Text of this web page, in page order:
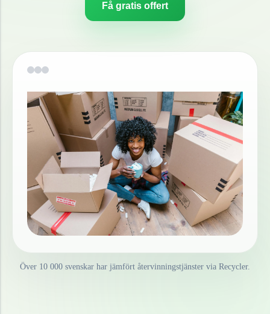
Få gratis offert
Över 10 000 svenskar har jämfört återvinningstjänster via Recycler.